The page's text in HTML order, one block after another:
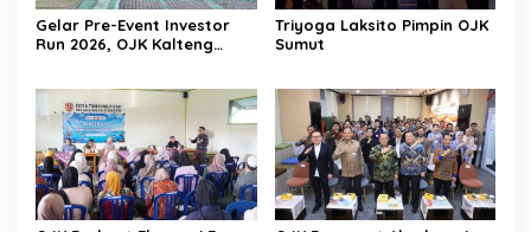
Gelar Pre-Event Investor
Run 2026, OJK Kalteng
Triyoga Laksito Pimpin OJK
Sumut